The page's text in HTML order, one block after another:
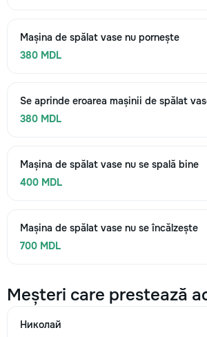
Mașina de spălat vase nu pornește
380 MDL
Se aprinde eroarea mașinii de spălat
380 MDL
Mașina de spălat vase nu se spală bine
400 MDL
Mașina de spălat vase nu se încălzește
700 MDL
Meșteri care prestează
Николай